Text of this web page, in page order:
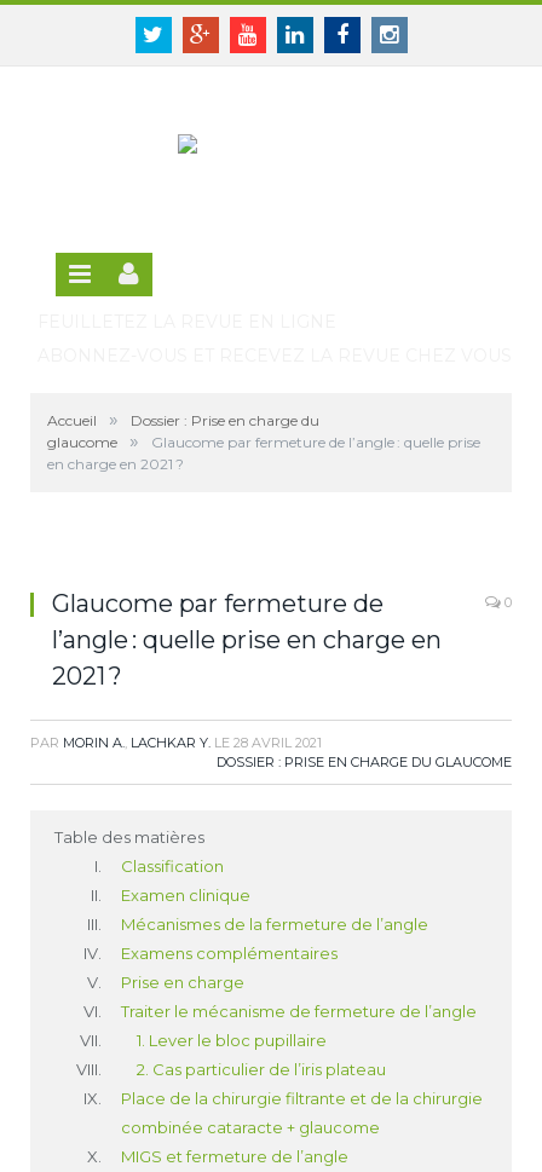
Panneau de gestion des cookies
TwitterGoogle+YoutubeLinkedinFacebookInstagram
SE CONNECTER
Accueil »
Dossier : Prise en charge du
glaucome
»
Glaucome par fermeture de l’angle : quelle prise
en charge en 2021 ?
Glaucome par fermeture de
l’angle : quelle prise en charge en
2021 ?
0
PAR MORIN A., LACHKAR Y. LE 28 AVRIL 2021
DOSSIER : PRISE EN CHARGE DU GLAUCOME
Table des matières
Classification
Examen clinique
Mécanismes de la fermeture de l’angle
Examens complémentaires
Prise en charge
Traiter le mécanisme de fermeture de l’angle
1. Lever le bloc pupillaire
2. Cas particulier de l’iris plateau
Place de la chirurgie filtrante et de la chirurgie
combinée cataracte + glaucome
MIGS et fermeture de l’angle